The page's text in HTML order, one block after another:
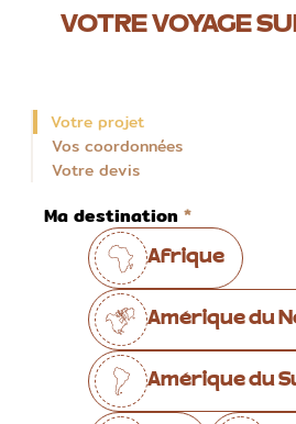
VOTRE VOYAGE
Votre projet
Vos coordonnées
Votre devis
Ma destination
Afrique
Amérique du
Amérique du